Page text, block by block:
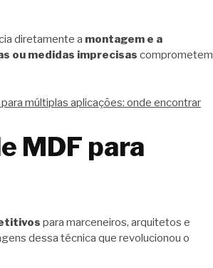
diretamente a montagem e a
ou medidas imprecisas comprometem
múltiplas aplicações: onde encontrar
MDF para
para marceneiros, arquitetos e
dessa técnica que revolucionou o